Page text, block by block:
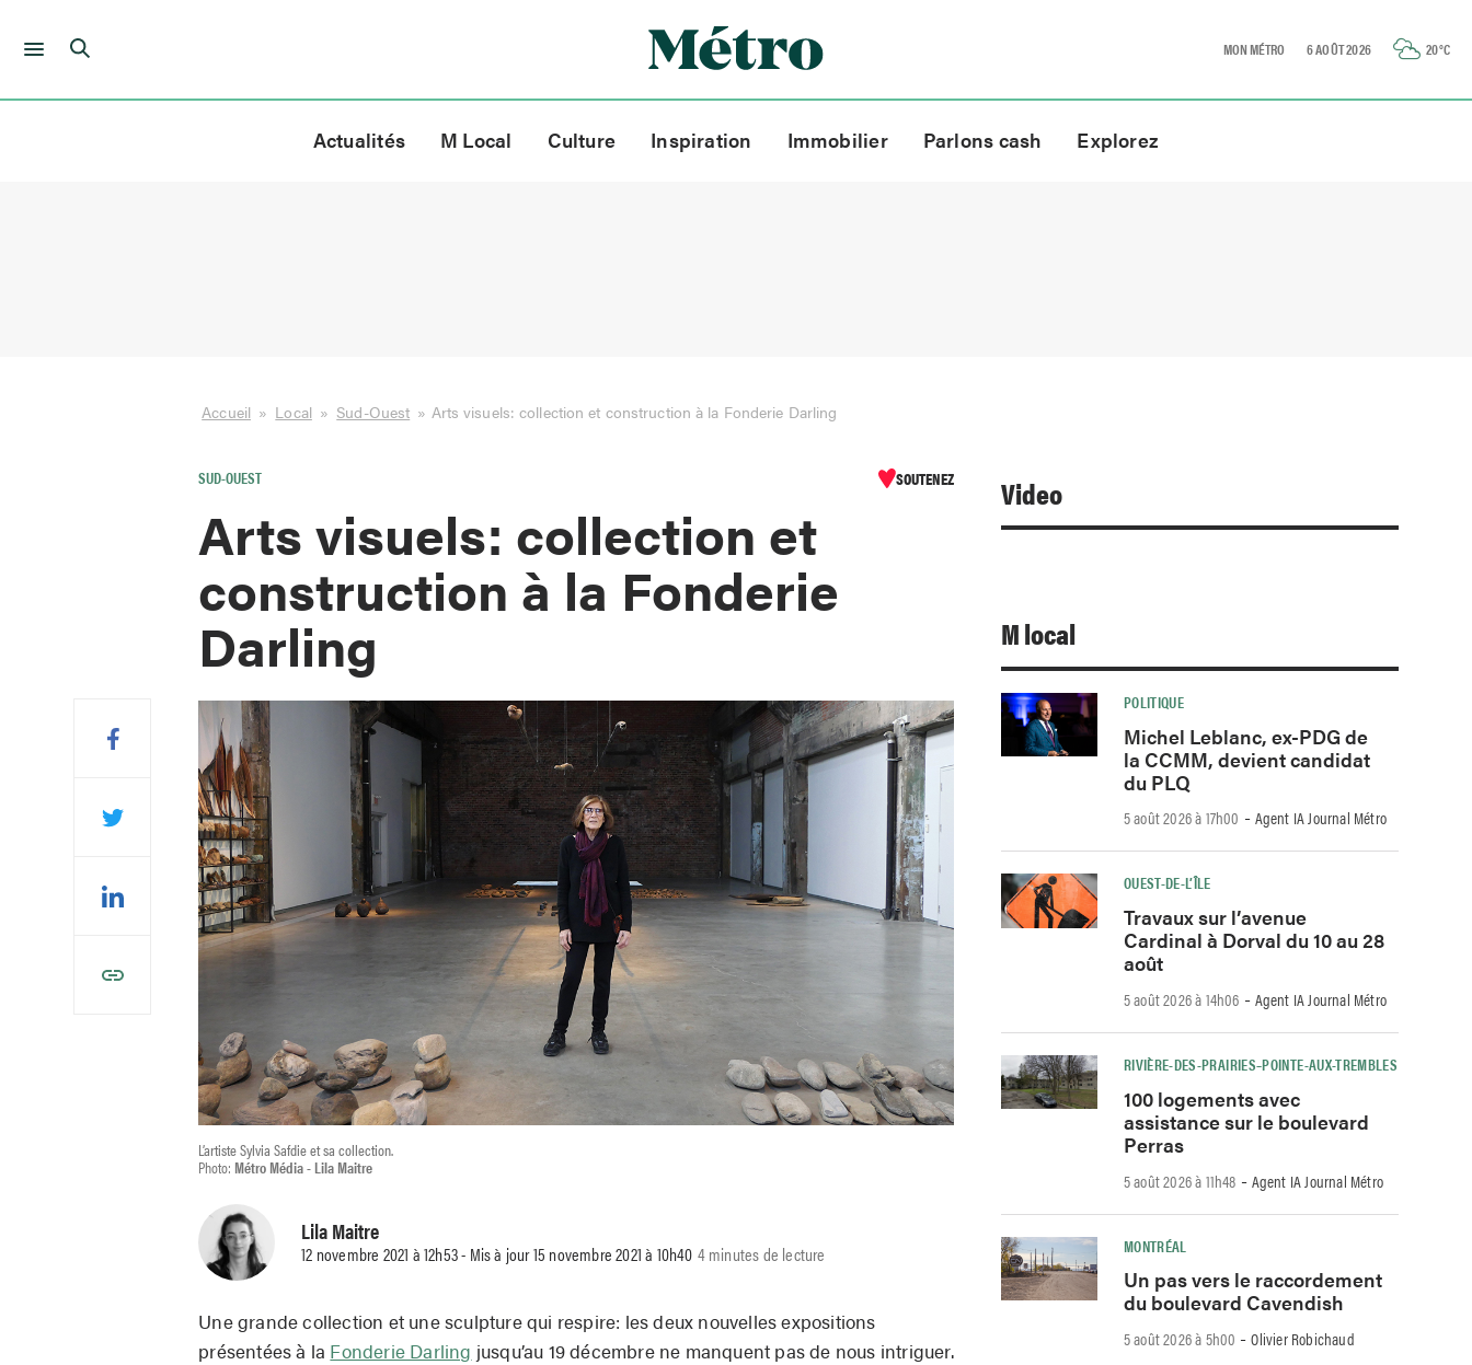
Skip
MON MÉTRO 6 AOÛT 2026 20°C
Actualités M Local Culture Inspiration Immobilier Parlons cash Explorez
Accueil » Local » Sud-Ouest » Arts visuels: collection et construction à la Fonderie Darling
SUD-OUEST SOUTENEZ
Arts visuels: collection et
construction à la Fonderie
Darling
L’artiste Sylvia Safdie et sa collection.
Photo: Métro Média - Lila Maitre
Lila Maitre
12 novembre 2021 à 12h53 - Mis à jour 15 novembre 2021 à 10h40 4 minutes de lecture
Une grande collection et une sculpture qui respire: les deux nouvelles expositions
présentées à la Fonderie Darling jusqu’au 19 décembre ne manquent pas de nous intriguer.
Video
M local
POLITIQUE
Michel Leblanc, ex-PDG de
la CCMM, devient candidat
du PLQ
5 août 2026 à 17h00 -Agent IA Journal Métro
OUEST-DE-L’ÎLE
Travaux sur l’avenue
Cardinal à Dorval du 10 au 28
août
5 août 2026 à 14h06 -Agent IA Journal Métro
RIVIÈRE-DES-PRAIRIES–POINTE-AUX-TREMBLES
100 logements avec
assistance sur le boulevard
Perras
5 août 2026 à 11h48 -Agent IA Journal Métro
MONTRÉAL
Un pas vers le raccordement
du boulevard Cavendish
5 août 2026 à 5h00 -Olivier Robichaud